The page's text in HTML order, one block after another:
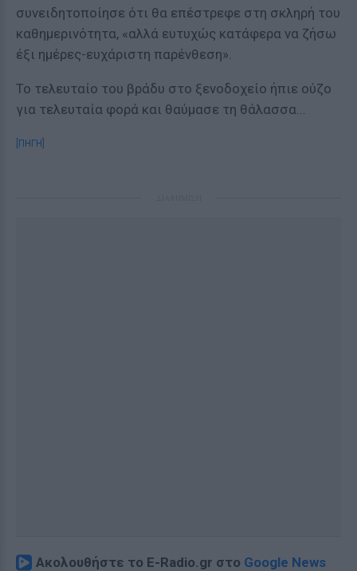
συνειδητοποίησε ότι θα επέστρεφε στη σκληρή του
καθημερινότητα, «αλλά ευτυχώς κατάφερα να ζήσω
έξι ημέρες-ευχάριστη παρένθεση».
Το τελευταίο του βράδυ στο ξενοδοχείο ήπιε ούζο
για τελευταία φορά και θαύμασε τη θάλασσα...
[ΠΗΓΗ]
Ακολουθήστε το E-Radio.gr στο Google News